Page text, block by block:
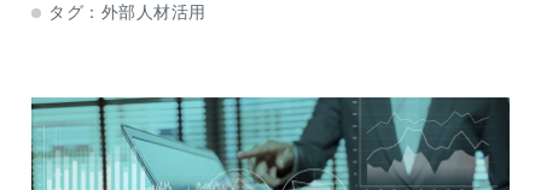
タグ： 外部人材活用